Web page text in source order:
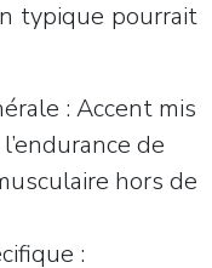
typique pourrait
: Accent mis
de
hors de
: